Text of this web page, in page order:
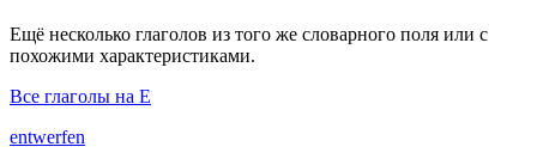
Ещё несколько глаголов из того же словарного поля или с
похожими характеристиками.
Все глаголы на E
entwerfen